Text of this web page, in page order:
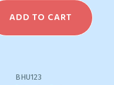
ADD TO CART
BHU123